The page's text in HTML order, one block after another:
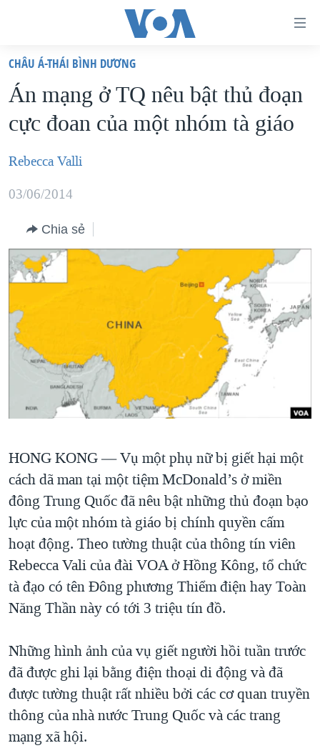
truy
cập
Tới
dung
chính
hướng
chính
tới
"Tìm"
TRANG CHỦ
VIỆT NAM
HOA KỲ
BIỂN ĐÔNG
DIỄN ĐÀN
MỤC
TỰ DO BÁO CHÍ
ĐỜI SỐNG
KINH TẾ
KHOA HỌC
VĂN HOÁ
GIÁO DỤC
CHUYÊN ĐỀ
CHIẾN TRANH THƯƠNG MẠI CỦA MỸ: QUÁ KHỨ VÀ HIỆN
HÀNH TRÌNH BẦU CỬ 2024
MỘT NĂM CHIẾN TRANH TẠI DẢI GAZA
GIẢI MÃ VÀNH ĐAI & CON ĐƯỜNG
TRỊNH VĨNH BÌNH - NGƯỜI HẠ 'BÊN THẮNG CUỘC'
GROUND ZERO – XƯA VÀ NAY
CHI PHÍ CHIẾN TRANH AFGHANISTAN
CÁC GIÁ TRỊ CỘNG HÒA Ở VIỆT NAM
THƯỢNG ĐỈNH TRUMP-KIM TẠI VIỆT NAM
TRỊNH VĨNH BÌNH VS. CHÍNH PHỦ VIỆT NAM
NGƯ DÂN VIỆT VÀ LÀN SÓNG TRỘM HẢI SÂM
QUAN HỆ VIỆT MỸ
HỌC TIẾNG ANH
VIDEO
NGHE
MẠNG XÃ HỘI
Ngôn ngữ khác
CHÂU Á-THÁI BÌNH DƯƠNG
Án mạng ở TQ nêu bật thủ đoạn
cực đoan của một nhóm tà giáo
Rebecca Valli
03/06/2014
Chia sẻ
HONG KONG —Vụ một phụ nữ bị giết hại một
cách dã man tại một tiệm McDonald’s ở miền
đông Trung Quốc đã nêu bật những thủ đoạn bạo
lực của một nhóm tà giáo bị chính quyền cấm
hoạt động. Theo tường thuật của thông tín viên
Rebecca Vali của đài VOA ở Hồng Kông, tổ chức
tà đạo có tên Đông phương Thiểm điện hay Toàn
Năng Thần này có tới 3 triệu tín đồ.
Những hình ảnh của vụ giết người hồi tuần trước
đã được ghi lại bằng điện thoại di động và đã
được tường thuật rất nhiều bởi các cơ quan truyền
thông của nhà nước Trung Quốc và các trang
mạng xã hội.